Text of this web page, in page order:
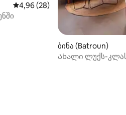
საშუალო შეფასებაა 5‑დან
4,96 (28)
ბინა (Batroun)
Ახალი ლუქს-